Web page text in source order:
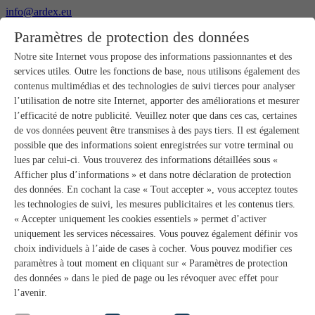
info@ardex.eu
Français
Produits
Aperçu des produits
Gros-œuvre
Pose de chape
Primaires et préparation de supports
Enduits de ragréage pour sols
Étanchéités
Mortiers-colles carrelage
Mortiers de jointoiement
Étanchéités pour joints
Colles d’assemblage
Pose de pierres naturelles
Colles pour revêtements de sols et parquets
Enduits de ragréage muraux
Accessoires
PANDOMO®
Paramètres de protection des données
Notre site Internet vous propose des informations passionnantes et des
services utiles. Outre les fonctions de base, nous utilisons également des
contenus multimédias et des technologies de suivi tierces pour analyser
l’utilisation de notre site Internet, apporter des améliorations et mesurer
l’efficacité de notre publicité. Veuillez noter que dans ces cas, certaines
de vos données peuvent être transmises à des pays tiers. Il est également
possible que des informations soient enregistrées sur votre terminal ou
lues par celui-ci. Vous trouverez des informations détaillées sous «
Afficher plus d’informations » et dans notre déclaration de protection
des données. En cochant la case « Tout accepter », vous acceptez toutes
les technologies de suivi, les mesures publicitaires et les contenus tiers.
« Accepter uniquement les cookies essentiels » permet d’activer
uniquement les services nécessaires. Vous pouvez également définir vos
choix individuels à l’aide de cases à cocher. Vous pouvez modifier ces
paramètres à tout moment en cliquant sur « Paramètres de protection
des données » dans le pied de page ou les révoquer avec effet pour
l’avenir.